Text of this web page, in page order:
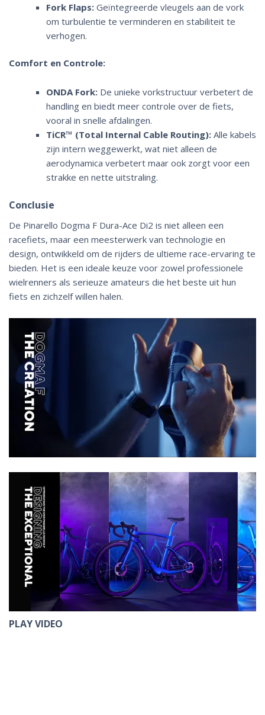
Fork Flaps:Geïntegreerde vleugels aan de vork
om turbulentie te verminderen en stabiliteit te
verhogen.
Comfort en Controle:
ONDA Fork:De unieke vorkstructuur verbetert de
handling en biedt meer controle over de fiets,
vooral in snelle afdalingen.
TiCR™ (Total Internal Cable Routing):Alle kabels
zijn intern weggewerkt, wat niet alleen de
aerodynamica verbetert maar ook zorgt voor een
strakke en nette uitstraling.
Conclusie
De Pinarello Dogma F Dura-Ace Di2 is niet alleen een
racefiets, maar een meesterwerk van technologie en
design, ontwikkeld om de rijders de ultieme race-ervaring te
bieden. Het is een ideale keuze voor zowel professionele
wielrenners als serieuze amateurs die het beste uit hun
fiets en zichzelf willen halen.
PLAY VIDEO